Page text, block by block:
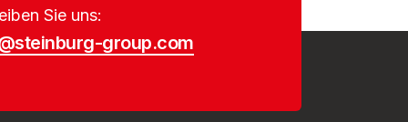
Sie uns:
group.com